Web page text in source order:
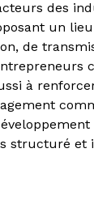
des
un
de
à
structuré et